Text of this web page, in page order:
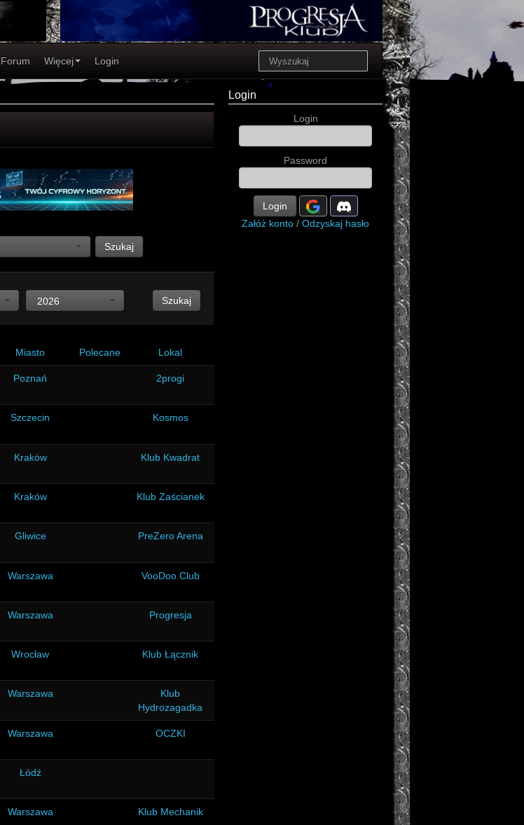
Forum Więcej Login
Szukaj
2026 Szukaj
Miasto Polecane Lokal
Poznań 2progi
Szczecin Kosmos
Kraków Klub Kwadrat
Kraków Klub Zaścianek
Gliwice PreZero Arena
Warszawa VooDoo Club
Warszawa Progresja
Wrocław Klub Łącznik
Warszawa
Klub
Hydrozagadka
Warszawa OCZKI
Łódź
Warszawa Klub Mechanik
Login
Login
Password
Login
Załóż konto / Odzyskaj hasło